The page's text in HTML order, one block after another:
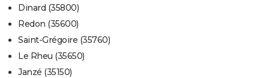
Dinard (35800)
Redon (35600)
Saint-Grégoire (35760)
Le Rheu (35650)
Janzé (35150)